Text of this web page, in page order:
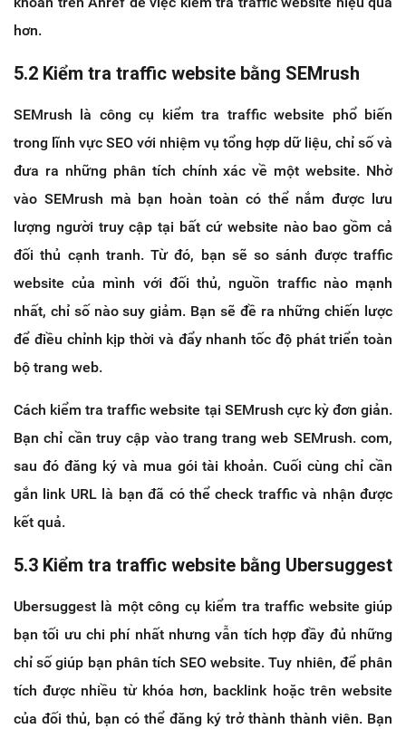
hơn.
5.2 Kiểm tra traffic website bằng SEMrush
SEMrush là công cụ kiểm tra traffic website phổ biến
trong lĩnh vực SEO với nhiệm vụ tổng hợp dữ liệu, chỉ số và
đưa ra những phân tích chính xác về một website. Nhờ
vào SEMrush mà bạn hoàn toàn có thể nắm được lưu
lượng người truy cập tại bất cứ website nào bao gồm cả
đối thủ cạnh tranh. Từ đó, bạn sẽ so sánh được traffic
website của mình với đối thủ, nguồn traffic nào mạnh
nhất, chỉ số nào suy giảm. Bạn sẽ đề ra những chiến lược
để điều chỉnh kịp thời và đẩy nhanh tốc độ phát triển toàn
bộ trang web.
Cách kiểm tra traffic website tại SEMrush cực kỳ đơn giản.
Bạn chỉ cần truy cập vào trang trang web SEMrush. com,
sau đó đăng ký và mua gói tài khoản. Cuối cùng chỉ cần
gắn link URL là bạn đã có thể check traffic và nhận được
kết quả.
5.3 Kiểm tra traffic website bằng Ubersuggest
Ubersuggest là một công cụ kiểm tra traffic website giúp
bạn tối ưu chi phí nhất nhưng vẫn tích hợp đầy đủ những
chỉ số giúp bạn phân tích SEO website. Tuy nhiên, để phân
tích được nhiều từ khóa hơn, backlink hoặc trên website
của đối thủ, bạn có thể đăng ký trở thành thành viên. Bạn